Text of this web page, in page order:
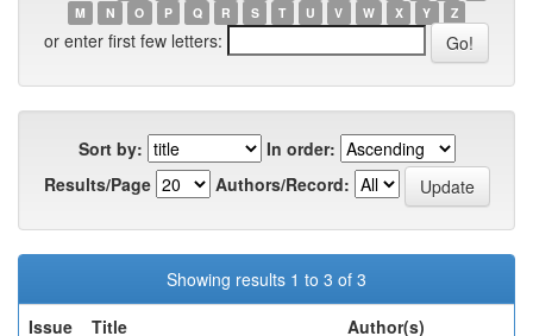
M
N O P Q R S T U V W X Y Z
or enter first few letters:
Sort by:
In order:
Results/Page
Authors/Record:
Showing results 1 to 3 of 3
Issue
Title Author(s)